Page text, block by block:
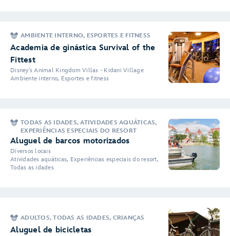
AMBIENTE INTERNO, ESPORTES E FITNESS
Academia de ginástica Survival of the
Fittest
Disney's Animal Kingdom Villas - Kidani Village
Ambiente interno, Esportes e fitness
TODAS AS IDADES, ATIVIDADES AQUÁTICAS,
EXPERIÊNCIAS ESPECIAIS DO RESORT
Aluguel de barcos motorizados
Diversos locais
Atividades aquáticas, Experiências especiais do resort,
Todas as idades
ADULTOS, TODAS AS IDADES, CRIANÇAS
Aluguel de bicicletas